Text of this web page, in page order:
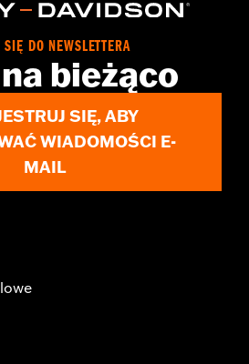
lever and chrome hardware
warranty – Go towww.h-
DO NEWSLETTERA
bieżąco
SIĘ, ABY
WIADOMOŚCI E-
MAIL